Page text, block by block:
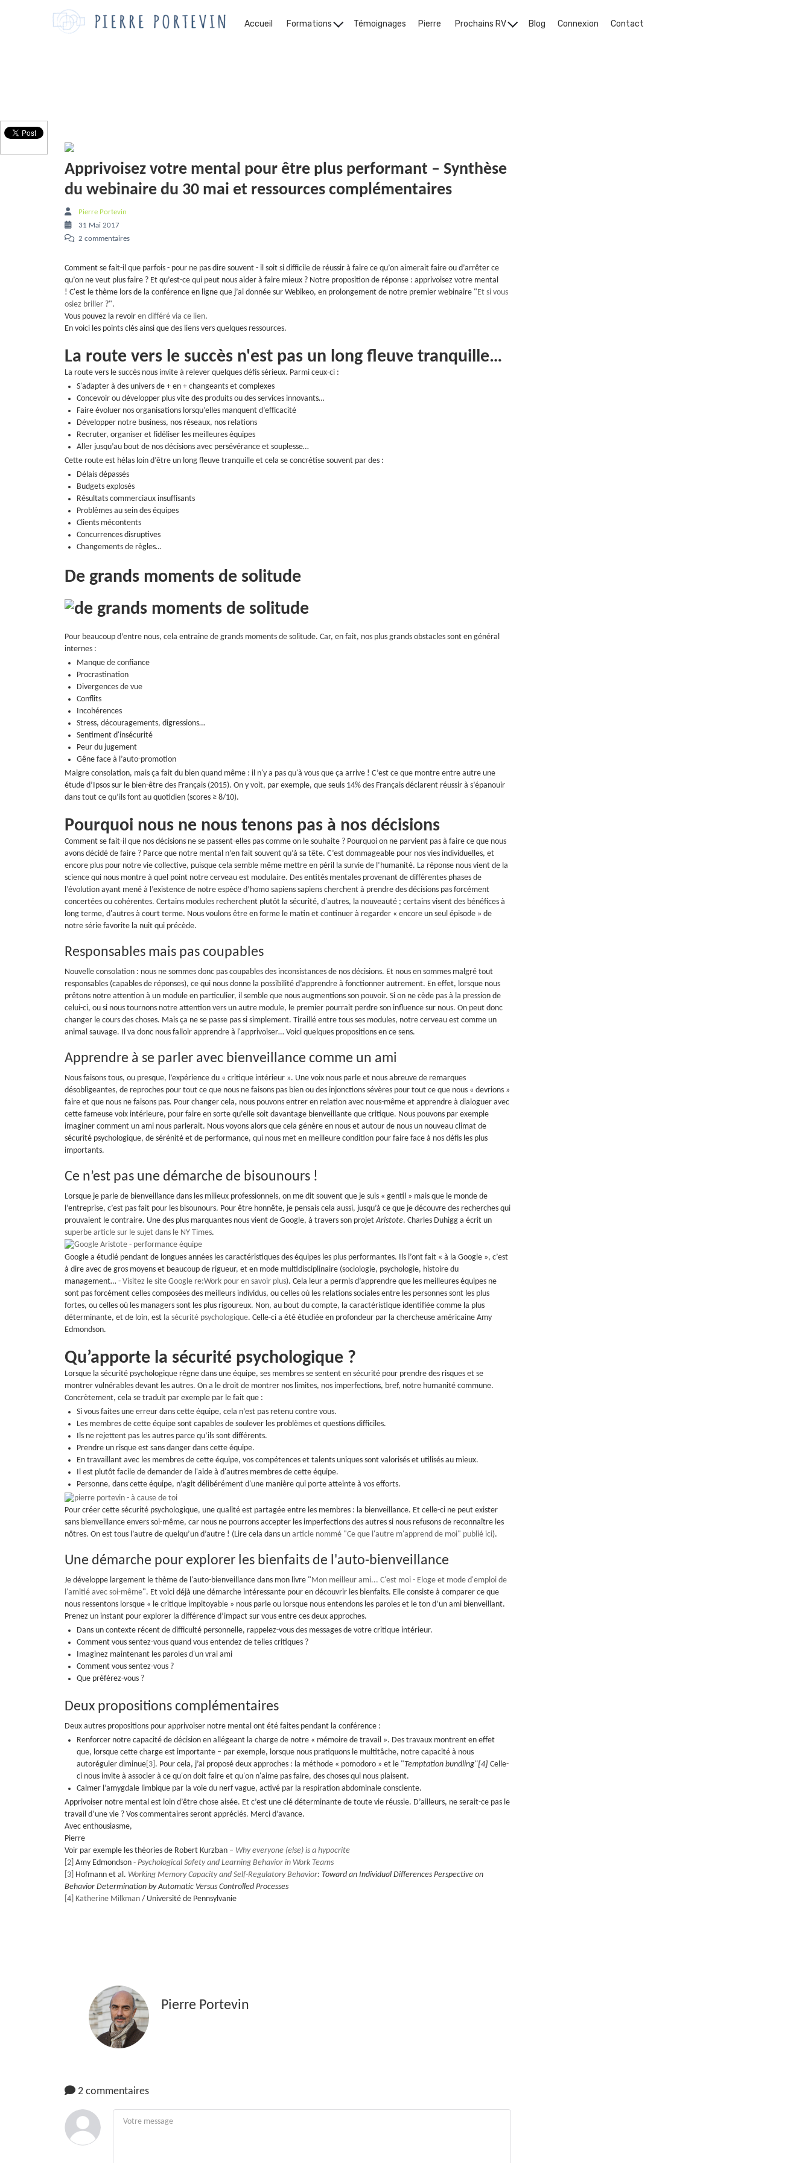
Accueil Formations Témoignages Pierre Prochains RV Blog Connexion Contact
Apprivoisez votre mental pour être plus performant – Synthèse
du webinaire du 30 mai et ressources complémentaires
Pierre Portevin
31 Mai 2017
2 commentaires
Comment se fait-il que parfois - pour ne pas dire souvent - il soit si difficile de réussir à faire ce qu’on aimerait faire ou d’arrêter ce
qu’on ne veut plus faire ? Et qu’est-ce qui peut nous aider à faire mieux ? Notre proposition de réponse : apprivoisez votre mental
! C'est le thème lors de la conférence en ligne que j’ai donnée sur Webikeo, en prolongement de notre premier webinaire "Et si vous
osiez briller ?".
Vous pouvez la revoir en différé via ce lien.
En voici les points clés ainsi que des liens vers quelques ressources.
La route vers le succès n'est pas un long fleuve tranquille…
La route vers le succès nous invite à relever quelques défis sérieux. Parmi ceux-ci :
S'adapter à des univers de + en + changeants et complexes
Concevoir ou développer plus vite des produits ou des services innovants…
Faire évoluer nos organisations lorsqu’elles manquent d’efficacité
Développer notre business, nos réseaux, nos relations
Recruter, organiser et fidéliser les meilleures équipes
Aller jusqu’au bout de nos décisions avec persévérance et souplesse…
Cette route est hélas loin d’être un long fleuve tranquille et cela se concrétise souvent par des :
Délais dépassés
Budgets explosés
Résultats commerciaux insuffisants
Problèmes au sein des équipes
Clients mécontents
Concurrences disruptives
Changements de règles…
De grands moments de solitude
Pour beaucoup d’entre nous, cela entraine de grands moments de solitude. Car, en fait, nos plus grands obstacles sont en général
internes :
Manque de confiance
Procrastination
Divergences de vue
Conflits
Incohérences
Stress, découragements, digressions…
Sentiment d'insécurité
Peur du jugement
Gêne face à l’auto-promotion
Maigre consolation, mais ça fait du bien quand même : il n'y a pas qu'à vous que ça arrive ! C’est ce que montre entre autre une
étude d’Ipsos sur le bien-être des Français (2015). On y voit, par exemple, que seuls 14% des Français déclarent réussir à s’épanouir
dans tout ce qu’ils font au quotidien (scores ≥ 8/10).
Pourquoi nous ne nous tenons pas à nos décisions
Comment se fait-il que nos décisions ne se passent-elles pas comme on le souhaite ? Pourquoi on ne parvient pas à faire ce que nous
avons décidé de faire ? Parce que notre mental n’en fait souvent qu’à sa tête. C’est dommageable pour nos vies individuelles, et
encore plus pour notre vie collective, puisque cela semble même mettre en péril la survie de l’humanité. La réponse nous vient de la
science qui nous montre à quel point notre cerveau est modulaire. Des entités mentales provenant de différentes phases de
l’évolution ayant mené à l’existence de notre espèce d’homo sapiens sapiens cherchent à prendre des décisions pas forcément
concertées ou cohérentes. Certains modules recherchent plutôt la sécurité, d'autres, la nouveauté ; certains visent des bénéfices à
long terme, d'autres à court terme. Nous voulons être en forme le matin et continuer à regarder « encore un seul épisode » de
notre série favorite la nuit qui précède.
Responsables mais pas coupables
Nouvelle consolation : nous ne sommes donc pas coupables des inconsistances de nos décisions. Et nous en sommes malgré tout
responsables (capables de réponses), ce qui nous donne la possibilité d’apprendre à fonctionner autrement. En effet, lorsque nous
prêtons notre attention à un module en particulier, il semble que nous augmentions son pouvoir. Si on ne cède pas à la pression de
celui-ci, ou si nous tournons notre attention vers un autre module, le premier pourrait perdre son influence sur nous. On peut donc
changer le cours des choses. Mais ça ne se passe pas si simplement. Tiraillé entre tous ses modules, notre cerveau est comme un
animal sauvage. Il va donc nous falloir apprendre à l'apprivoiser… Voici quelques propositions en ce sens.
Apprendre à se parler avec bienveillance comme un ami
Nous faisons tous, ou presque, l’expérience du « critique intérieur ». Une voix nous parle et nous abreuve de remarques
désobligeantes, de reproches pour tout ce que nous ne faisons pas bien ou des injonctions sévères pour tout ce que nous « devrions »
faire et que nous ne faisons pas. Pour changer cela, nous pouvons entrer en relation avec nous-même et apprendre à dialoguer avec
cette fameuse voix intérieure, pour faire en sorte qu’elle soit davantage bienveillante que critique. Nous pouvons par exemple
imaginer comment un ami nous parlerait. Nous voyons alors que cela génère en nous et autour de nous un nouveau climat de
sécurité psychologique, de sérénité et de performance, qui nous met en meilleure condition pour faire face à nos défis les plus
importants.
Ce n’est pas une démarche de bisounours !
Lorsque je parle de bienveillance dans les milieux professionnels, on me dit souvent que je suis « gentil » mais que le monde de
l’entreprise, c’est pas fait pour les bisounours. Pour être honnête, je pensais cela aussi, jusqu’à ce que je découvre des recherches qui
prouvaient le contraire. Une des plus marquantes nous vient de Google, à travers son projetAristote. Charles Duhigg a écrit un
superbe article sur le sujet dans le NY Times.
Google a étudié pendant de longues années les caractéristiques des équipes les plus performantes. Ils l’ont fait « à la Google », c’est
à dire avec de gros moyens et beaucoup de rigueur, et en mode multidisciplinaire (sociologie, psychologie, histoire du
management… - Visitez le site Google re:Work pour en savoir plus). Cela leur a permis d’apprendre que les meilleures équipes ne
sont pas forcément celles composées des meilleurs individus, ou celles où les relations sociales entre les personnes sont les plus
fortes, ou celles où les managers sont les plus rigoureux. Non, au bout du compte, la caractéristique identifiée comme la plus
déterminante, et de loin, est la sécurité psychologique. Celle-ci a été étudiée en profondeur par la chercheuse américaine Amy
Edmondson.
Qu’apporte la sécurité psychologique ?
Lorsque la sécurité psychologique règne dans une équipe, ses membres se sentent en sécurité pour prendre des risques et se
montrer vulnérables devant les autres. On a le droit de montrer nos limites, nos imperfections, bref, notre humanité commune.
Concrètement, cela se traduit par exemple par le fait que :
Si vous faites une erreur dans cette équipe, cela n’est pas retenu contre vous.
Les membres de cette équipe sont capables de soulever les problèmes et questions difficiles.
Ils ne rejettent pas les autres parce qu’ils sont différents.
Prendre un risque est sans danger dans cette équipe.
En travaillant avec les membres de cette équipe, vos compétences et talents uniques sont valorisés et utilisés au mieux.
Il est plutôt facile de demander de l'aide à d'autres membres de cette équipe.
Personne, dans cette équipe, n’agit délibérément d'une manière qui porte atteinte à vos efforts.
Pour créer cette sécurité psychologique, une qualité est partagée entre les membres : la bienveillance. Et celle-ci ne peut exister
sans bienveillance envers soi-même, car nous ne pourrons accepter les imperfections des autres si nous refusons de reconnaître les
nôtres. On est tous l’autre de quelqu’un d’autre ! (Lire cela dans un article nommé "Ce que l'autre m'apprend de moi" publié ici).
Une démarche pour explorer les bienfaits de l'auto-bienveillance
Je développe largement le thème de l'auto-bienveillance dans mon livre " Mon meilleur ami... C'est moi - Eloge et mode d'emploi de
l'amitié avec soi-même". Et voici déjà une démarche intéressante pour en découvrir les bienfaits. Elle consiste à comparer ce que
nous ressentons lorsque « le critique impitoyable » nous parle ou lorsque nous entendons les paroles et le ton d’un ami bienveillant.
Prenez un instant pour explorer la différence d’impact sur vous entre ces deux approches.
Dans un contexte récent de difficulté personnelle, rappelez-vous des messages de votre critique intérieur.
Comment vous sentez-vous quand vous entendez de telles critiques ?
Imaginez maintenant les paroles d'un vrai ami
Comment vous sentez-vous ?
Que préférez-vous ?
Deux propositions complémentaires
Deux autres propositions pour apprivoiser notre mental ont été faites pendant la conférence :
Renforcer notre capacité de décision en allégeant la charge de notre « mémoire de travail ». Des travaux montrent en effet
que, lorsque cette charge est importante – par exemple, lorsque nous pratiquons le multitâche, notre capacité à nous
autoréguler diminue [3] . Pour cela, j’ai proposé deux approches : la méthode « pomodoro » et le "Temptation bundling"[4] Celle-
ci nous invite à associer à ce qu'on doit faire et qu'on n'aime pas faire, des choses qui nous plaisent.
Calmer l’amygdale limbique par la voie du nerf vague, activé par la respiration abdominale consciente.
Apprivoiser notre mental est loin d’être chose aisée. Et c’est une clé déterminante de toute vie réussie. D’ailleurs, ne serait-ce pas le
travail d’une vie ? Vos commentaires seront appréciés. Merci d’avance.
Avec enthousiasme,
Pierre
Voir par exemple les théories de Robert Kurzban – Why everyone (else) is a hypocrite
[2] Amy Edmondson - Psychological Safety and Learning Behavior in Work Teams
[3] Hofmann et al. Working Memory Capacity and Self-Regulatory Behavior: Toward an Individual Differences Perspective on
Behavior Determination by Automatic Versus Controlled Processes
[4] Katherine Milkman / Université de Pennsylvanie
Pierre Portevin
2 commentaires